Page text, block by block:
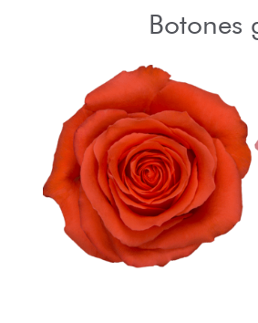
Botones